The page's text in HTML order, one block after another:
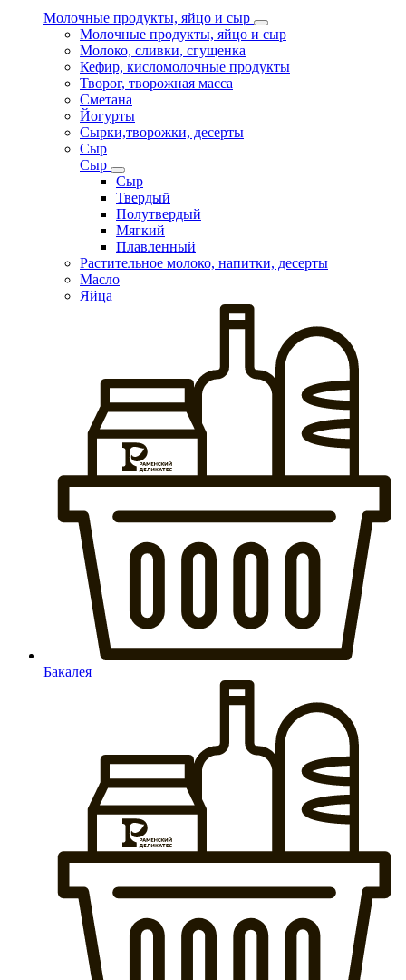
Молочные продукты, яйцо и сыр
Молочные продукты, яйцо и сыр
Молоко, сливки, сгущенка
Кефир, кисломолочные продукты
Творог, творожная масса
Сметана
Йогурты
Сырки,творожки, десерты
Сыр
Сыр
Сыр
Твердый
Полутвердый
Мягкий
Плавленный
Растительное молоко, напитки, десерты
Масло
Яйца
Бакалея